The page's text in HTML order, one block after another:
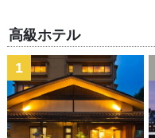
高級ホテル
1